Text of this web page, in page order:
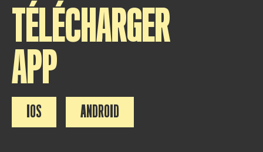
TÉLÉCHARGER
APP
IOS ANDROID